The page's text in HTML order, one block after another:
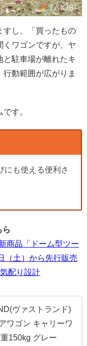
すし、「買ったもの
ワゴンですが、ヤ
と駐車場が離れたキ
動範囲が広がりま
す。
にも使える便利さ
商品「ドーム型ツー
（土）から先行販売
配り設計
ヴァストランド)
ワゴン キャリーワ
150kg グレー